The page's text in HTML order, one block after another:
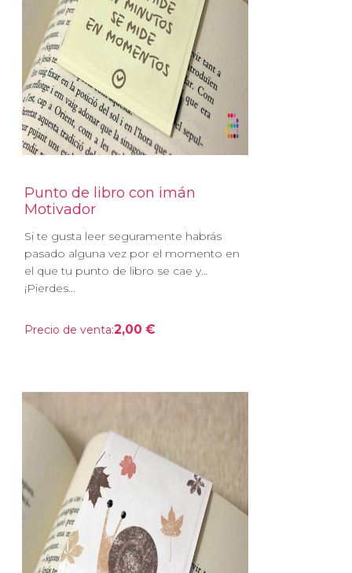
Punto de libro con imán
Motivador
Si te gusta leer seguramente habrás
pasado alguna vez por el momento en
el que tu punto de libro se cae y…
¡Pierdes...
Precio de venta:2,00 €